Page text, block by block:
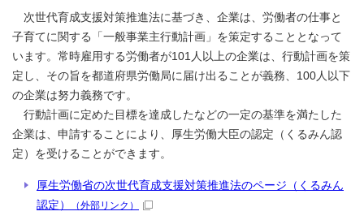
次世代育成支援対策推進法に基づき、企業は、労働者の仕事と
子育てに関する「一般事業主行動計画」を策定することとなって
います。常時雇用する労働者が101人以上の企業は、行動計画を策
定し、その旨を都道府県労働局に届け出ることが義務、100人以下
の企業は努力義務です。
行動計画に定めた目標を達成したなどの一定の基準を満たした
企業は、申請することにより、厚生労働大臣の認定（くるみん認
定）を受けることができます。
厚生労働省の次世代育成支援対策推進法のページ（くるみん
認定）
（外部リンク）